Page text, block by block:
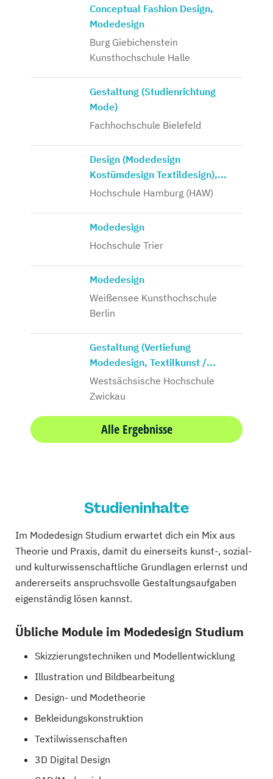
Conceptual Fashion Design,
Modedesign
Burg Giebichenstein
Kunsthochschule Halle
Gestaltung (Studienrichtung
Mode)
Fachhochschule Bielefeld
Design (Modedesign
Kostümdesign Textildesign),...
Hochschule Hamburg (HAW)
Modedesign
Hochschule Trier
Modedesign
Weißensee Kunsthochschule
Berlin
Gestaltung (Vertiefung
Modedesign, Textilkunst /...
Westsächsische Hochschule
Zwickau
Alle Ergebnisse
Studieninhalte
Im Modedesign Studium erwartet dich ein Mix aus
Theorie und Praxis, damit du einerseits kunst-, sozial-
und kulturwissenschaftliche Grundlagen erlernst und
andererseits anspruchsvolle Gestaltungsaufgaben
eigenständig lösen kannst.
Übliche Module im Modedesign Studium
Skizzierungstechniken und Modellentwicklung
Illustration und Bildbearbeitung
Design- und Modetheorie
Bekleidungskonstruktion
Textilwissenschaften
3D Digital Design